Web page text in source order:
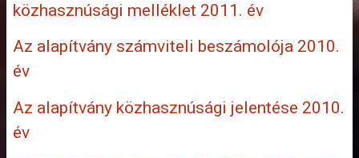
közhasznúsági melléklet 2011. év
Az alapítvány számviteli beszámolója 2010.
év
Az alapítvány közhasznúsági jelentése 2010.
év